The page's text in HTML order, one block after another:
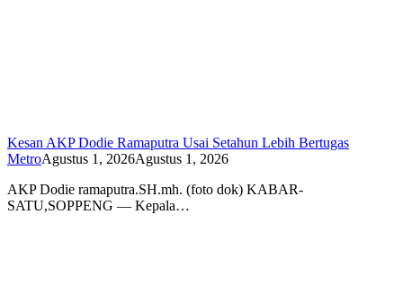
Kesan AKP Dodie Ramaputra Usai Setahun Lebih Bertugas
MetroAgustus 1, 2026Agustus 1, 2026
AKP Dodie ramaputra.SH.mh. (foto dok) KABAR-
SATU,SOPPENG — Kepala…